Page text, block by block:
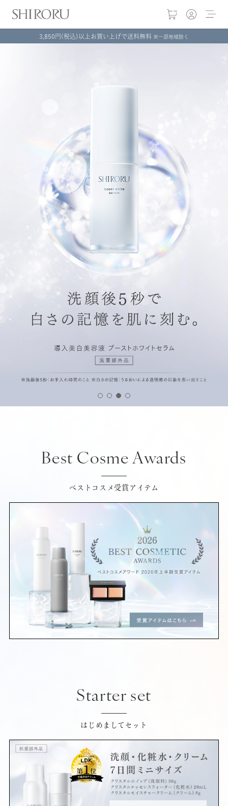
3,850円(税込)以上お買い上げで送料無料 ※一部地域除く
Best Cosme Awards
ベストコスメ受賞アイテム
Starter set
はじめましてセット